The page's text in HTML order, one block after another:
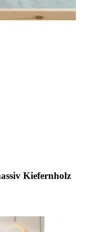
Kiefernholz